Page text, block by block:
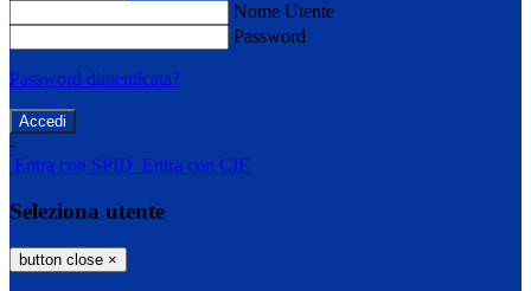
Nome Utente
Password
Password dimenticata?
-
Entra con SPID Entra con CIE
Seleziona utente
button close ×